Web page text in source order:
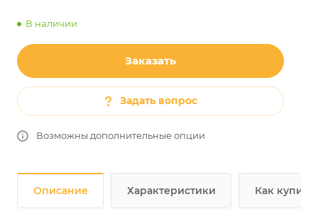
В наличии
Заказать
Задать вопрос
Возможны дополнительные опции
Описание Характеристики Как купить